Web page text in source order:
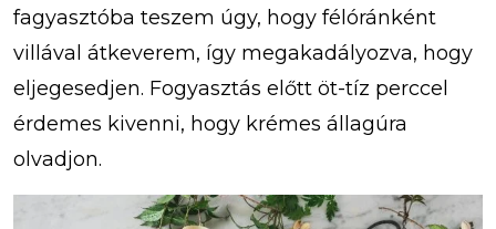
fagyasztóba teszem úgy, hogy félóránként
villával átkeverem, így megakadályozva, hogy
eljegesedjen. Fogyasztás előtt öt-tíz perccel
érdemes kivenni, hogy krémes állagúra
olvadjon.